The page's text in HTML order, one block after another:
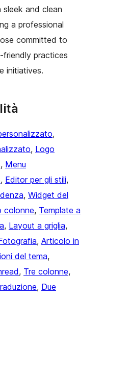
and clean
a professional
committed to
practices
initiatives.
, Logo
, Menu
, Editor per gli stili
, Widget del
colonne, Template a
, Layout a griglia
, Articolo in
del tema
, Tre colonne
, Due